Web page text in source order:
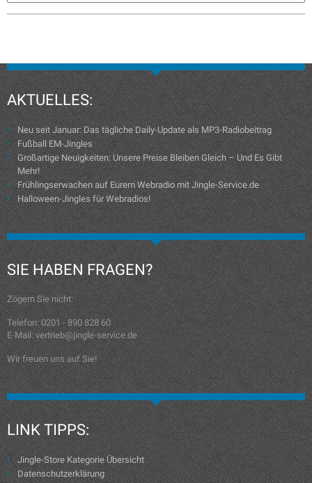
AKTUELLES:
Neu seit Januar: Das tägliche Daily-Update als MP3-Radiobeitrag
Fußball EM-Jingles
Großartige Neuigkeiten: Unsere Preise Bleiben Gleich – Und Es Gibt
Mehr!
Frühlingserwachen auf Eurem Webradio mit Jingle-Service.de
Halloween-Jingles für Webradios!
SIE HABEN FRAGEN?
Zögern Sie nicht:
Telefon: 0201 - 890 828 60
E-Mail: vertrieb@jingle-service.de
Wir freuen uns auf Sie!
LINK TIPPS:
Jingle-Store Kategorie Übersicht
Datenschutzerklärung